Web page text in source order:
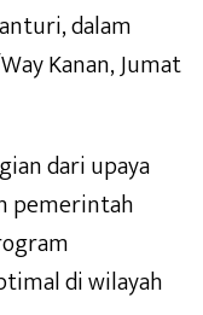
dalam
Kanan, Jumat
dari upaya
pemerintah
di wilayah